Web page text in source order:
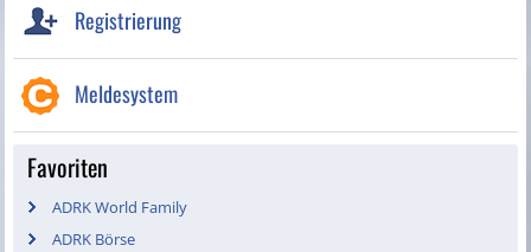
Registrierung
Meldesystem
Favoriten
ADRK World Family
ADRK Börse